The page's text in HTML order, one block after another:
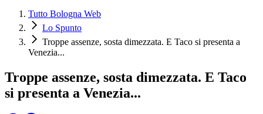
Tutto Bologna Web
Lo Spunto
Troppe assenze, sosta dimezzata. E Taco si presenta a
Venezia...
Troppe assenze, sosta dimezzata. E Taco
si presenta a Venezia...